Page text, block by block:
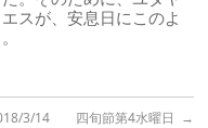
スが、安息日にこのよ
3/14 四旬節第4水曜日 →